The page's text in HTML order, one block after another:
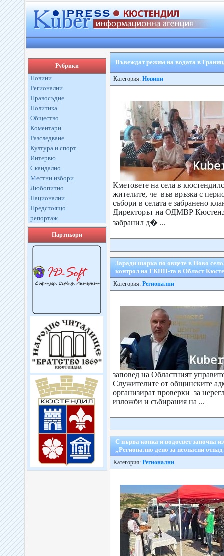
Рубрики
Новини
Регионални
Правосъдие
Политика
Общество
Коментари
Разследване
Култура и спорт
Интервю
Скандално
Местни избори
Любопитно
Национални
Предстоящо
репортаж
Партньори
Въвеждат режим на водата в
Категория: Новини
Кметовете на села в
жителите, че във връзка с
събори в селата е забранено
Директорът на ОДМВР
забранил д� ...
Заради шарка по овцете в Ново
контрол на ГКПП-та в Област
Категория: Регионални
заповед на Областният
Служителите от общинските
организират проверки за
изложби и събирания на ...
С първа копка и водосвет започна
„Регионално депо за неопасни
Категория: Регионални